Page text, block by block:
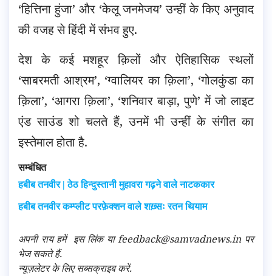
‘हित्तिना हुंजा’ और ‘केलू जनमेजय’ उन्हीं के किए अनुवाद
की वजह से हिंदी में संभव हुए.
देश के कई मशहूर क़िलों और ऐतिहासिक स्थलों
‘साबरमती आश्रम’, ‘ग्वालियर का क़िला’, ‘गोलकुंडा का
क़िला’, ‘आगरा क़िला’, ‘शनिवार बाड़ा, पुणे’ में जो लाइट
एंड साउंड शो चलते हैं, उनमें भी उन्हीं के संगीत का
इस्तेमाल होता है.
सम्बंधित
हबीब तनवीर | ठेठ हिन्दुस्तानी मुहावरा गढ़ने वाले नाटककार
हबीब तनवीर कम्प्लीट परफ़ेक्शन वाले शख़्सः रतन थियाम
अपनी राय हमें इस लिंक या feedback@samvadnews.in पर
भेज सकते हैं.
न्यूज़लेटर के लिए सब्सक्राइब करें.